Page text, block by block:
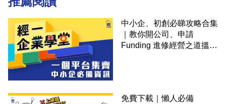
中小企、初創必睇攻略合集
｜教你開公司、申請
Funding 進修經營之道搵大
免費下載｜懶人必備